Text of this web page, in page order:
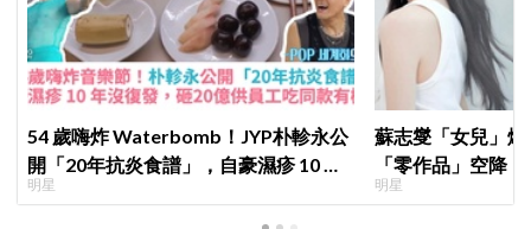
54 歲嗨炸 Waterbomb！JYP朴軫永公
開「20年抗炎食譜」，自豪濕疹 10 年
沒復發、砸20億供員工吃同款有機餐
明星
蘇志燮「女兒」
「零作品」空降
片被挖出網驚呆
明星